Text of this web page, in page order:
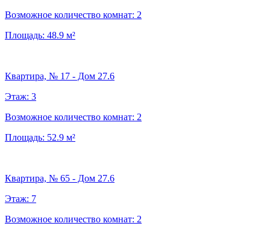
Возможное количество комнат: 2
Площадь: 48.9 м²
Квартира, № 17 - Дом 27.6
Этаж: 3
Возможное количество комнат: 2
Площадь: 52.9 м²
Квартира, № 65 - Дом 27.6
Этаж: 7
Возможное количество комнат: 2